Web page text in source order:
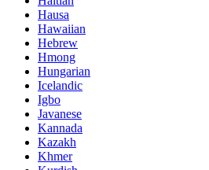
Hausa
Hawaiian
Hebrew
Hmong
Hungarian
Icelandic
Igbo
Javanese
Kannada
Kazakh
Khmer